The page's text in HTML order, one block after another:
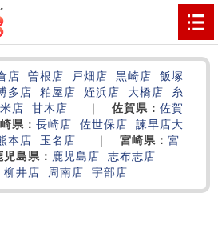
店 曽根店 戸畑店 黒崎店
飯塚
多店 粕屋店 姪浜店 大橋店
糸
店 甘木店 佐賀県： 佐賀
県： 長崎店 佐世保店 諫早店大
本店 玉名店 宮崎県： 宮
児島県： 鹿児島店
志布志店
柳井店 周南店 宇部店